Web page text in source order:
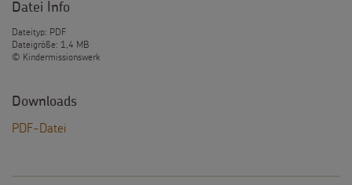
Datei Info
Dateityp: PDF
Dateigröße: 1,4 MB
© Kindermissionswerk
Downloads
PDF-Datei